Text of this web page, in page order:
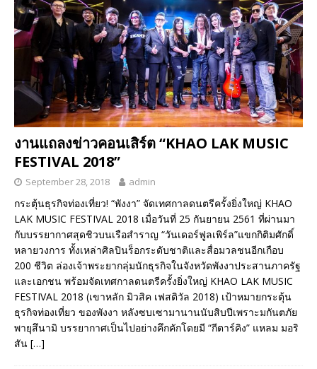
งานแถลงข่าวคอนเสิร์ต “KHAO LAK MUSIC
FESTIVAL 2018”
September 28, 2018 admin
กระตุ้นธุรกิจท่องเที่ยว! “พังงา” จัดเทศกาลดนตรีครั้งยิ่งใหญ่ KHAO
LAK MUSIC FESTIVAL 2018 เมื่อวันที่ 25 กันยายน 2561 ที่ผ่านมา
กับบรรยากาศสุดชิวบนเรือสำราญ “วันเดอร์ฟูลเพิร์ล”แขกกิติมศักดิ์
หลายวงการ ทั้งเหล่าศิลปินร็อกระดับชาติและสื่อมวลชนอีกเกือบ
200 ชีวิต ล่องเจ้าพระยากลุ่มนักธุรกิจในจังหวัดพังงาประสานภาครัฐ
และเอกชน พร้อมจัดเทศกาลดนตรีครั้งยิ่งใหญ่ KHAO LAK MUSIC
FESTIVAL 2018 (เขาหลัก มิวสิค เฟสติวัล 2018) เป้าหมายกระตุ้น
ธุรกิจท่องเที่ยว ของพังงา หลังซบเซามานานนับสิบปีเพราะมกันตภัย
พายุสึนามิ บรรยากาศเป็นไปอย่างคึกคักโดยมี “กีตาร์คิง” แหลม มอริ
สัน […]